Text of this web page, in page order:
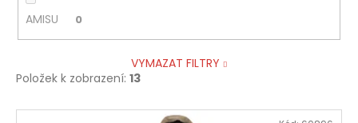
AMISU 0
VYMAZAT FILTRY
Položek k zobrazení: 13